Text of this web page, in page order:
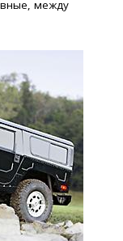
между